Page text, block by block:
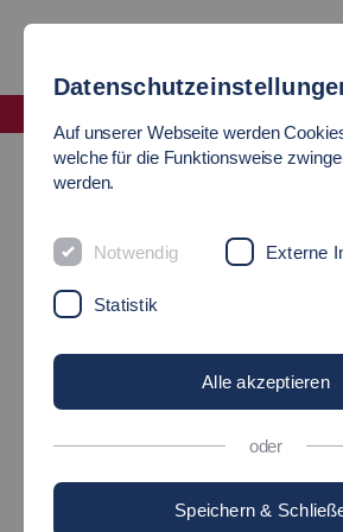
Veranstaltungen it-Mittelstandstag
IT-
Der it-Mittelstandstag
4.11.2026 statt.
Über den it-
Auf unserer Webseite werden
welche für die Funktionsweise
werden.
Notwendig Externe
Statistik
Alle akzeptieren
oder
Speichern &